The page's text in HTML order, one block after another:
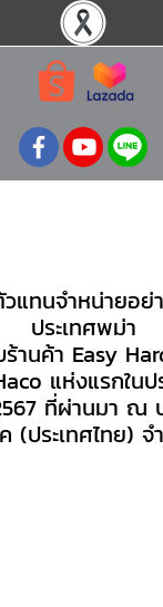
แทนจำหน่ายอย่
ประเทศพม่า
านค้า Easy
แห่งแรกในป
ที่ผ่านมา ณ
(ประเทศไทย) จ